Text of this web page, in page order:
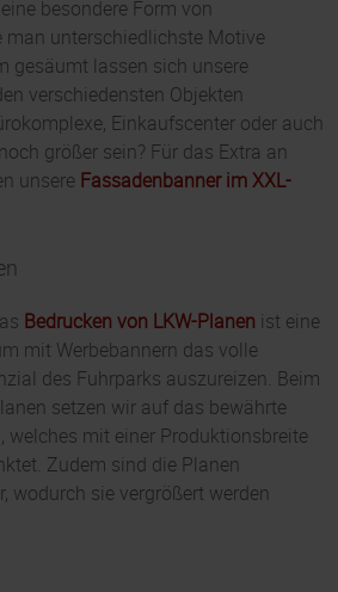
besondere Form von
man unterschiedlichste Motive
gesäumt lassen sich unsere
verschiedensten Objekten
Einkaufscenter oder auch
größer sein? Für das Extra an
unsere Fassadenbanner im XXL-
Bedrucken von LKW-Planen ist eine
mit Werbebannern das volle
des Fuhrparks auszureizen. Beim
setzen wir auf das bewährte
welches mit einer Produktionsbreite
Zudem sind die Planen
wodurch sie vergrößert werden